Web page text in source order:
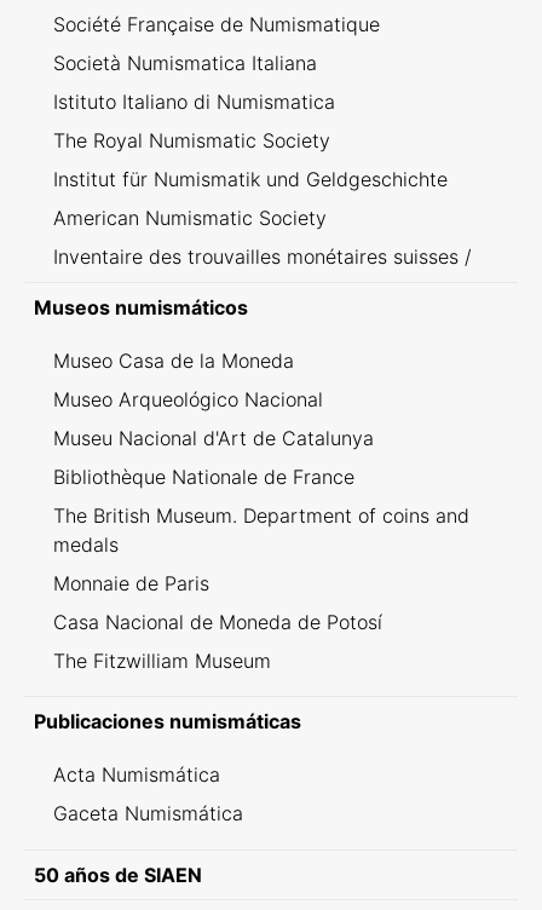
Société Française de Numismatique
Società Numismatica Italiana
Istituto Italiano di Numismatica
The Royal Numismatic Society
Institut für Numismatik und Geldgeschichte
American Numismatic Society
Inventaire des trouvailles monétaires suisses /
Museos numismáticos
Museo Casa de la Moneda
Museo Arqueológico Nacional
Museu Nacional d'Art de Catalunya
Bibliothèque Nationale de France
The British Museum. Department of coins and
medals
Monnaie de Paris
Casa Nacional de Moneda de Potosí
The Fitzwilliam Museum
Publicaciones numismáticas
Acta Numismática
Gaceta Numismática
50 años de SIAEN